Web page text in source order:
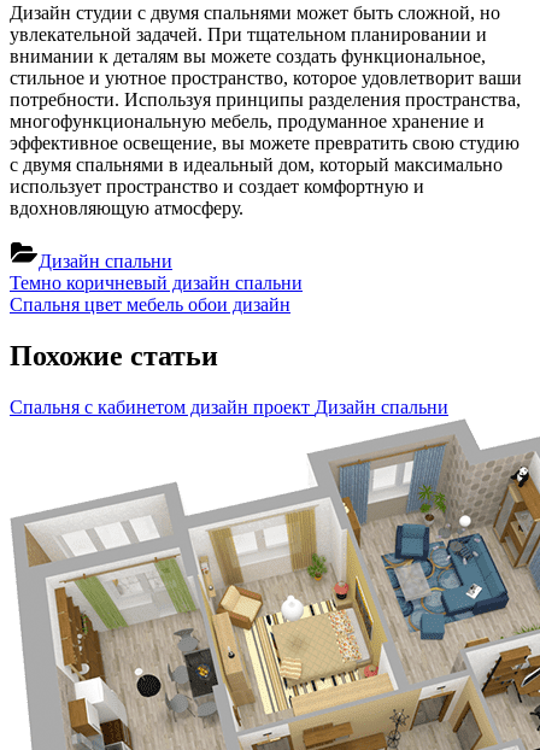
Дизайн студии с двумя спальнями может быть сложной, но
увлекательной задачей. При тщательном планировании и
внимании к деталям вы можете создать функциональное,
стильное и уютное пространство, которое удовлетворит ваши
потребности. Используя принципы разделения пространства,
многофункциональную мебель, продуманное хранение и
эффективное освещение, вы можете превратить свою студию
с двумя спальнями в идеальный дом, который максимально
использует пространство и создает комфортную и
вдохновляющую атмосферу.
Дизайн спальни
Навигация
по
записям
Previous
Post:
Темно коричневый дизайн спальни
Next
Спальня цвет мебель обои дизайн
Похожие статьи
Спальня с кабинетом дизайн проект Дизайн спальни